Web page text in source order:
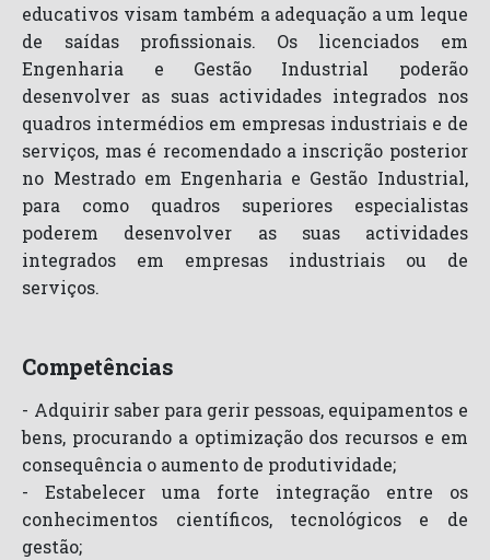
educativos visam também a adequação a um leque
de saídas profissionais. Os licenciados em
Engenharia e Gestão Industrial poderão
desenvolver as suas actividades integrados nos
quadros intermédios em empresas industriais e de
serviços, mas é recomendado a inscrição posterior
no Mestrado em Engenharia e Gestão Industrial,
para como quadros superiores especialistas
poderem desenvolver as suas actividades
integrados em empresas industriais ou de
serviços.
Competências
- Adquirir saber para gerir pessoas, equipamentos e
bens, procurando a optimização dos recursos e em
consequência o aumento de produtividade;
- Estabelecer uma forte integração entre os
conhecimentos científicos, tecnológicos e de
gestão;